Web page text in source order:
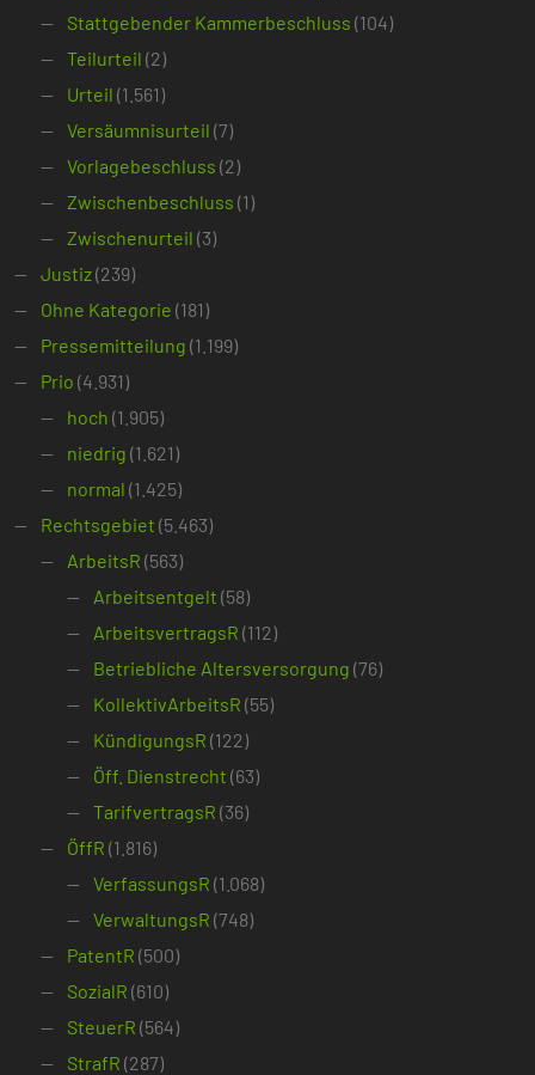
Stattgebender Kammerbeschluss (104)
Teilurteil (2)
Urteil (1.561)
Versäumnisurteil (7)
Vorlagebeschluss (2)
Zwischenbeschluss (1)
Zwischenurteil (3)
Justiz(239)
Ohne Kategorie (181)
Pressemitteilung (1.199)
Prio (4.931)
hoch (1.905)
niedrig (1.621)
normal (1.425)
Rechtsgebiet (5.463)
ArbeitsR (563)
Arbeitsentgelt (58)
ArbeitsvertragsR (112)
Betriebliche Altersversorgung (76)
KollektivArbeitsR (55)
KündigungsR (122)
Öff. Dienstrecht (63)
TarifvertragsR (36)
ÖffR (1.816)
VerfassungsR (1.068)
VerwaltungsR (748)
PatentR (500)
SozialR (610)
SteuerR (564)
StrafR (287)